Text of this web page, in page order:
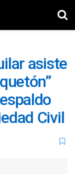
asiste
Civil